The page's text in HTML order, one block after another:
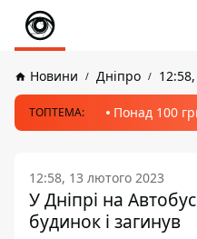
Новини Дніпро
ТОПТЕМА: Понад 100
12:58, 13 лютого 2023
У Дніпрі на
будинок і загинув